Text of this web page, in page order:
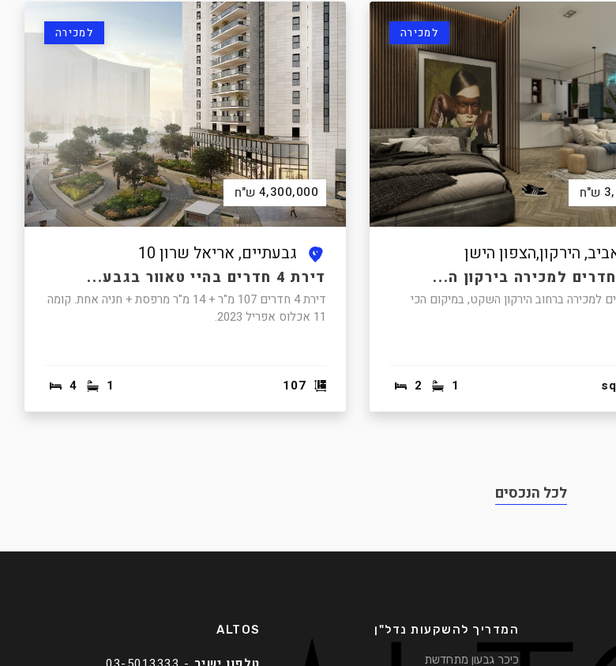
למכירה
ש"ח
הירקון,הצפון הישן
2 חדרים למכירה ברחוב הירקון השקט, במיקום הכי
2 1
למכירה
4,300,000 ש"ח
גבעתיים, אריאל שרון 10
דירת 4 חדרים בהיי טאוור בגבע...
דירת 4 חדרים 107 מ"ר + 14 מ"ר מרפסת + חניה אחת. קומה
11 אכלוס אפריל 2023.
107
4 1
לכל הנכסים
המדריך להשקעות נדל"ן
כיכר גבעון מתחדשת
ALTOS